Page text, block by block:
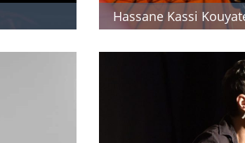
Hassane Kassi